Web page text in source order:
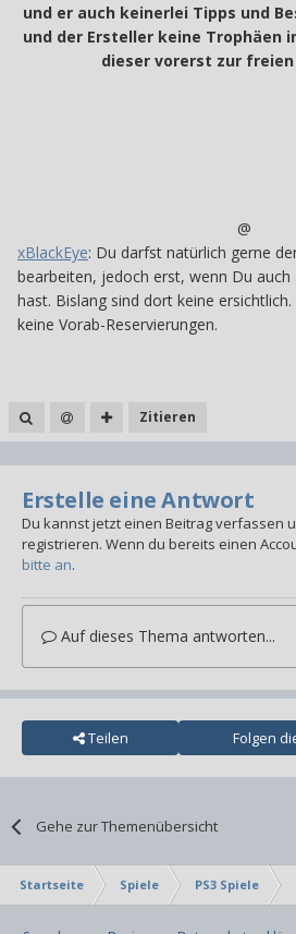
und er auch keinerlei Tipps und
und der Ersteller keine Trophäen
dieser vorerst zur
@
xBlackEye: Du darfst natürlich gerne
bearbeiten, jedoch erst, wenn Du auch
hast. Bislang sind dort keine
keine Vorab-Reservierungen.
Zitieren
Erstelle eine Antwort
Du kannst jetzt einen Beitrag verfassen
registrieren. Wenn du bereits einen
bitte an.
Auf dieses Thema antworten...
Teilen Folgen
Gehe zur Themenübersicht
Startseite Spiele PS3 Spiele